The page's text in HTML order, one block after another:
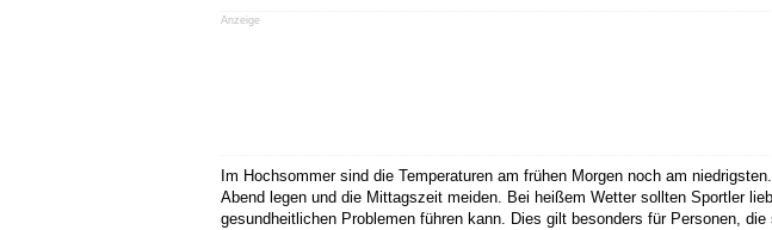
Anzeige
Im Hochsommer sind die Temperaturen am frühen Morgen noch am
Abend legen und die Mittagszeit meiden. Bei heißem Wetter sollten Sportler
gesundheitlichen Problemen führen kann. Dies gilt besonders für Personen,